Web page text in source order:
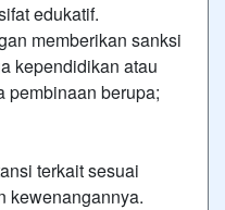
edukatif.
memberikan sanksi
kependidikan atau
pembinaan berupa;
terkait sesuai
kewenangannya.